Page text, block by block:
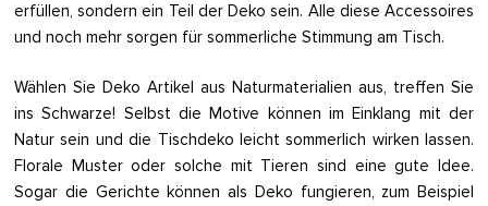
erfüllen, sondern ein Teil der Deko sein. Alle diese Accessoires
und noch mehr sorgen für sommerliche Stimmung am Tisch.
Wählen Sie Deko Artikel aus Naturmaterialien aus, treffen Sie
ins Schwarze! Selbst die Motive können im Einklang mit der
Natur sein und die Tischdeko leicht sommerlich wirken lassen.
Florale Muster oder solche mit Tieren sind eine gute Idee.
Sogar die Gerichte können als Deko fungieren, zum Beispiel